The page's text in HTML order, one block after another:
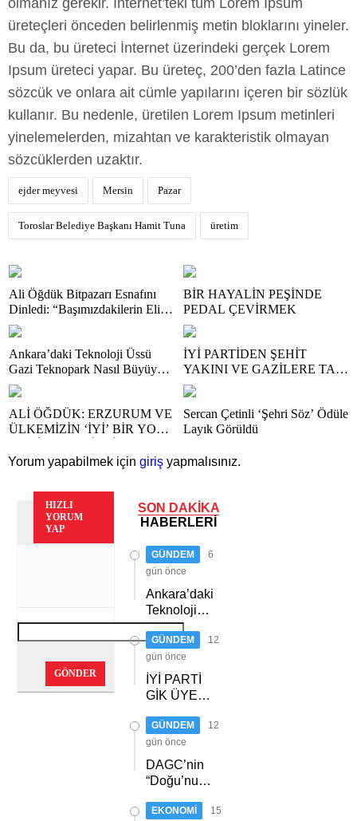
olmanız gerekir. İnternet’teki tüm Lorem Ipsum
üreteçleri önceden belirlenmiş metin bloklarını yineler.
Bu da, bu üreteci İnternet üzerindeki gerçek Lorem
Ipsum üreteci yapar. Bu üreteç, 200’den fazla Latince
sözcük ve onlara ait cümle yapılarını içeren bir sözlük
kullanır. Bu nedenle, üretilen Lorem Ipsum metinleri
yinelemelerden, mizahtan ve karakteristik olmayan
sözcüklerden uzaktır.
ejder meyvesi Mersin Pazar
Toroslar Belediye Başkanı Hamit Tuna üretim
Ali Öğdük Bitpazarı Esnafını
Dinledi: “Başımızdakilerin Eli
Her Daim Bizim Cebimizde”
BİR HAYALİN PEŞİNDE
PEDAL ÇEVİRMEK
Ankara’daki Teknoloji Üssü
Gazi Teknopark Nasıl Büyüyor?
Burcu Alkan Bilir Yeni
Hedefleri Anlattı
İYİ PARTİDEN ŞEHİT
YAKINI VE GAZİLERE TAM
DESTEK
ALİ ÖĞDÜK: ERZURUM VE
ÜLKEMİZİN ‘İYİ’ BİR YOL
VAR
Sercan Çetinli ‘Şehri Söz’ Ödüle
Layık Görüldü
Yorum yapabilmek için giriş yapmalısınız.
HIZLI
YORUM
YAP
GÖNDER
SON DAKİKA
HABERLERİ
GÜNDEM
6
gün önce
Ankara’daki
Teknoloji
Üssü Gazi
Teknopark
Nasıl
Büyüyor?
Burcu Alkan
Hedefleri
Anlattı
GÜNDEM
12
gün önce
İYİ PARTİ
GİK ÜYESİ
ERZURUM’DA
PARTİLİLERLE
BULUŞTU
GÜNDEM
12
gün önce
DAGC’nin
“Doğu’nun
Oscarları”
EKONOMİ
15